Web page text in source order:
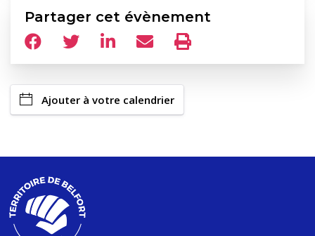
Partager cet évènement
Ajouter à votre calendrier